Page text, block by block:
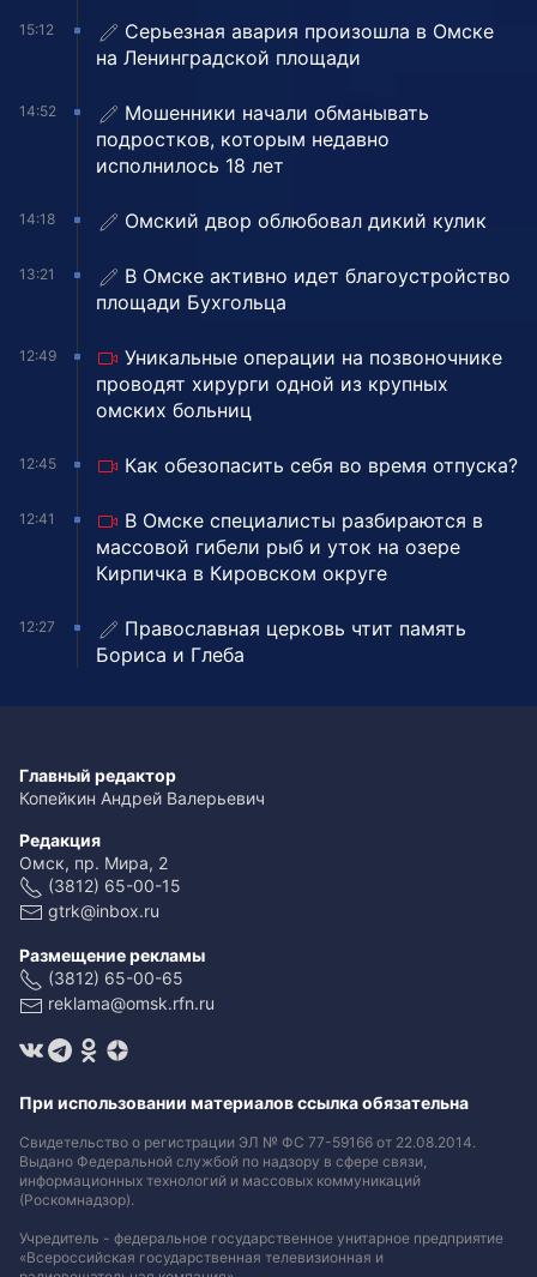
15:12
Серьезная авария произошла в Омске
на Ленинградской площади
14:52
Мошенники начали обманывать
подростков, которым недавно
исполнилось 18 лет
14:18 Омский двор облюбовал дикий кулик
13:21
В Омске активно идет благоустройство
площади Бухгольца
12:49
Уникальные операции на позвоночнике
проводят хирурги одной из крупных
омских больниц
12:45 Как обезопасить себя во время отпуска?
12:41
В Омске специалисты разбираются в
массовой гибели рыб и уток на озере
Кирпичка в Кировском округе
12:27
Православная церковь чтит память
Бориса и Глеба
Главный редактор
Копейкин Андрей Валерьевич
Редакция
Омск, пр. Мира, 2
(3812) 65-00-15
gtrk@inbox.ru
Размещение рекламы
(3812) 65-00-65
reklama@omsk.rfn.ru
При использовании материалов ссылка обязательна
Свидетельство о регистрации ЭЛ № ФС 77-59166 от 22.08.2014.
Выдано Федеральной службой по надзору в сфере связи,
информационных технологий и массовых коммуникаций
(Роскомнадзор).
Учредитель - федеральное государственное унитарное предприятие
«Всероссийская государственная телевизионная и